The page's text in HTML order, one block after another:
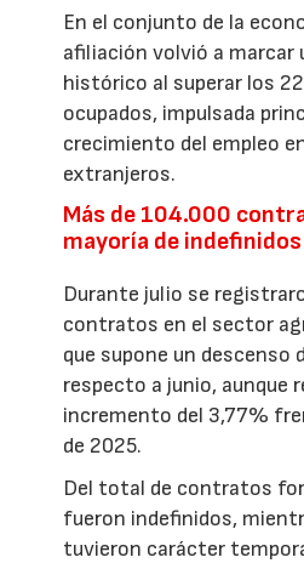
En el conjunto de la
afiliación volvió a marcar
histórico al superar los
ocupados, impulsada
crecimiento del empleo
extranjeros.
Más de 104.000
mayoría de indefinidos
Durante julio se
contratos en el sector
que supone un descenso
respecto a junio, aunque
incremento del 3,77%
de 2025.
Del total de contratos
fueron indefinidos,
tuvieron carácter